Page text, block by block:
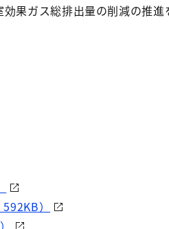
果ガス総排出量の削減の推進
）